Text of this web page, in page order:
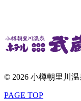
© 2026 小樽朝里川温
PAGE TOP